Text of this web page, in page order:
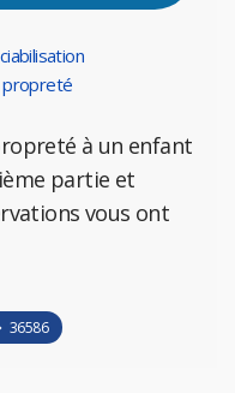
propreté
à un enfant
partie et
vous ont
36586